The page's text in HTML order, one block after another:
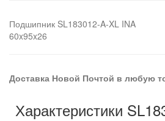
Подшипник SL183012-A-XL INA
60x95x26
Доставка Новой Почтой в любую
Характеристики